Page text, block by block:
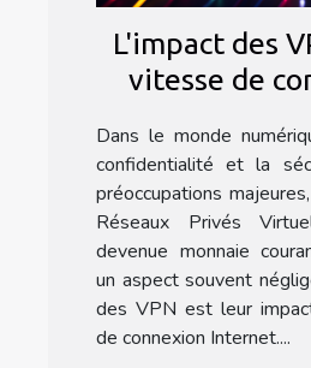
L'impact des
vitesse de
Dans le monde
confidentialité et la
préoccupations
Réseaux Privés
devenue monnaie
un aspect souvent
des VPN est leur
de connexion Internet....